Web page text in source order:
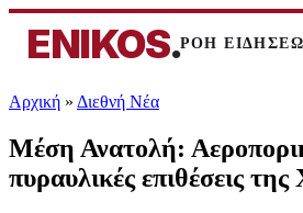
ENIKOS.ΡΟΗ
Αρχική » Διεθνή Νέα
Μέση Ανατολή:
πυραυλικές επιθέσεις